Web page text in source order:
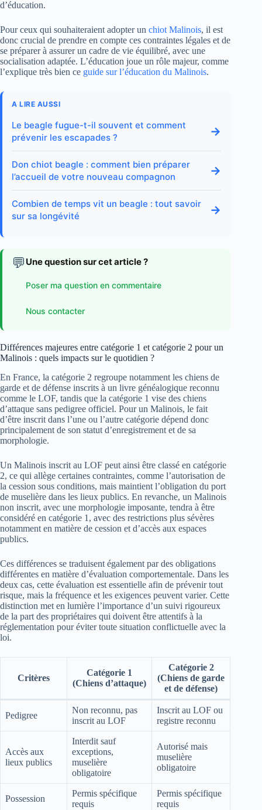
d’éducation.
Pour ceux qui souhaiteraient adopter un chiot Malinois, il est
donc crucial de prendre en compte ces contraintes légales et de
se préparer à assurer un cadre de vie équilibré, avec une
socialisation adaptée. L’éducation joue un rôle majeur, comme
l’explique très bien ce guide sur l’éducation du Malinois.
A LIRE AUSSI
Le beagle fugue-t-il souvent et comment
prévenir les escapades ?
→
Don chiot beagle : comment bien préparer
l’accueil de votre nouveau compagnon
→
Combien de temps vit un beagle : tout savoir
sur sa longévité
→
💬 Une question sur cet article ?
Poser ma question en commentaire
Nous contacter
Différences majeures entre catégorie 1 et catégorie 2 pour un
Malinois : quels impacts sur le quotidien ?
En France, la catégorie 2 regroupe notamment les chiens de
garde et de défense inscrits à un livre généalogique reconnu
comme le LOF, tandis que la catégorie 1 vise des chiens
d’attaque sans pedigree officiel. Pour un Malinois, le fait
d’être inscrit dans l’une ou l’autre catégorie dépend donc
principalement de son statut d’enregistrement et de sa
morphologie.
Un Malinois inscrit au LOF peut ainsi être classé en catégorie
2, ce qui allège certaines contraintes, comme l’autorisation de
la cession sous conditions, mais maintient l’obligation du port
de muselière dans les lieux publics. En revanche, un Malinois
non inscrit, avec une morphologie imposante, tendra à être
considéré en catégorie 1, avec des restrictions plus sévères
notamment en matière de cession et d’accès aux espaces
publics.
Ces différences se traduisent également par des obligations
différentes en matière d’évaluation comportementale. Dans les
deux cas, cette évaluation est essentielle afin de prévenir tout
risque, mais la fréquence et les exigences peuvent varier. Cette
distinction met en lumière l’importance d’un suivi rigoureux
de la part des propriétaires qui doivent être attentifs à la
réglementation pour éviter toute situation conflictuelle avec la
loi.
Critères
Catégorie 1
(Chiens d’attaque)
Catégorie 2
(Chiens de garde
et de défense)
Pedigree
Non reconnu, pas
inscrit au LOF
Inscrit au LOF ou
registre reconnu
Accès aux
lieux publics
Interdit sauf
exceptions,
muselière
obligatoire
Autorisé mais
muselière
obligatoire
Possession
Permis spécifique
requis
Permis spécifique
requis